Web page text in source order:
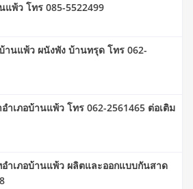
พ้ว โทร 085-5522499
านแพ้ว ผนังพัง บ้านทรุด โทร 062-
ำเภอบ้านแพ้ว โทร 062-2561465 ต่อเติม
ำเภอบ้านแพ้ว ผลิตและออกแบบกันสาด